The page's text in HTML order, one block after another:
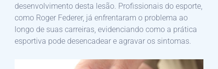
desenvolvimento desta lesão. Profissionais do esporte,
como Roger Federer, já enfrentaram o problema ao
longo de suas carreiras, evidenciando como a prática
esportiva pode desencadear e agravar os sintomas.